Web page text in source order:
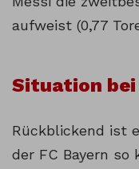
aufweist (0,77
Situation bei
Rückblickend ist
der FC Bayern so